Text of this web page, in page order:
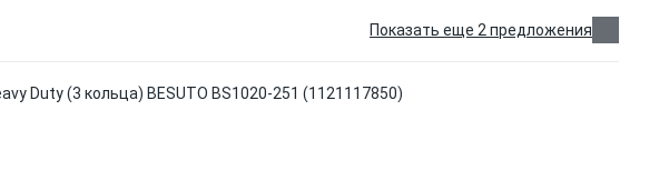
Показать еще 2 предложения
Duty (3 кольца) BESUTO BS1020-251 (1121117850)